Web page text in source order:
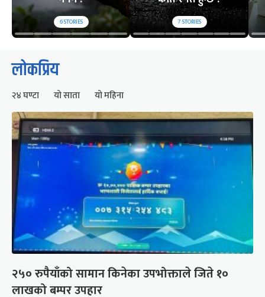
6STORIES 7STORIES
लोकप्रिय
२४ घण्टा यो साता यो महिना
२५० रुपैयाँको सामान किनेका उपभोक्ताले जिते १०
लाखको बम्पर उपहार